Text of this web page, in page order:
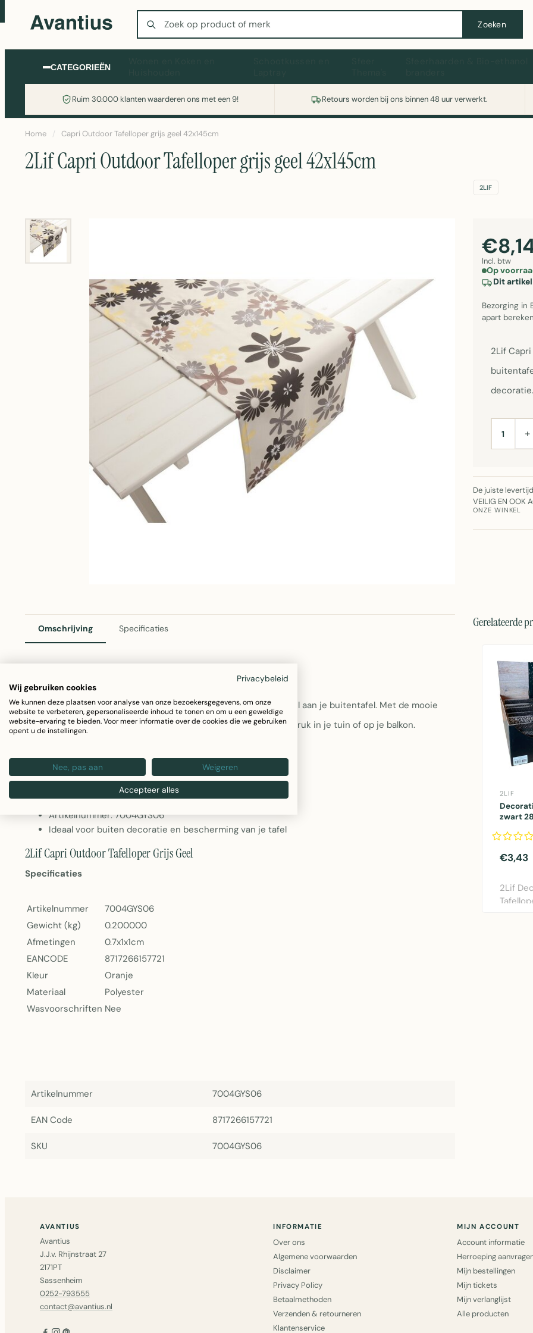
Zoeken
Zoeken
CATEGORIEËN
Ruim 30.000 klanten waarderen ons met een 9! Retours worden bij ons binnen 48 uur verwerkt.
Wasmachine of koelkast nodig? Vergelijk alle prijzen op Witgoedaanbod.nl
Home / Capri Outdoor Tafelloper grijs geel 42x145cm
2Lif Capri Outdoor Tafelloper grijs geel 42x145cm
2LIF
Incl. btw
Op
Dit
Bezorging in
apart
2Lif
decoratie.
AANTAL+
De juiste
VEILIG EN OOK
ONZE WINKEL
Omschrijving Specificaties
2Lif Capri Outdoor Tafelloper Grijs Geel 42x145cm
De elegante Capri Outdoor Tafelloper van 2Lif brengt kleur en stijl aan je buitentafel. Met de mooie
combinatie van grijs en geel maken deze tafelloper een frisse indruk in je tuin of op je balkon.
Afmeting: 42x145 cm
Materiaal: Polyester - duurzaam en weerbestendig
Gewicht: 200 gram
Artikelnummer: 7004GYS06
Ideaal voor buiten decoratie en bescherming van je tafel
2Lif Capri Outdoor Tafelloper Grijs Geel
Specificaties
Artikelnummer
7004GYS06
Gewicht (kg)
0.200000
Afmetingen
0.7x1x1cm
EANCODE
8717266157721
Kleur
Oranje
Materiaal
Polyester
Wasvoorschriften Nee
Artikelnummer 7004GYS06
EAN Code 8717266157721
SKU 7004GYS06
Gerelateerde
2LIF
zwart
€3,43
2Lif
AVANTIUS
Avantius
J.J.v. Rhijnstraat 27
2171PT
Sassenheim
0252-793555
contact@avantius.nl
INFORMATIE
Over ons
Algemene voorwaarden
Disclaimer
Privacy Policy
Betaalmethoden
Verzenden & retourneren
Klantenservice
MIJN ACCOUNT
Account informatie
Herroeping
Mijn bestellingen
Mijn tickets
Mijn verlanglijst
Alle producten
Privacybeleid
Wij gebruiken cookies
We kunnen deze plaatsen voor analyse van onze bezoekersgegevens, om onze
website te verbeteren, gepersonaliseerde inhoud te tonen en om u een geweldige
website-ervaring te bieden. Voor meer informatie over de cookies die we gebruiken
opent u de instellingen.
Nee, pas aan Weigeren
Accepteer alles